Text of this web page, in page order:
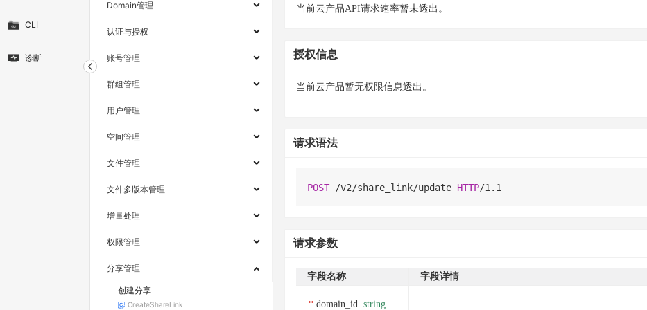
CLI
诊断
Domain管理
认证与授权
账号管理
群组管理
用户管理
空间管理
文件管理
文件多版本管理
增量处理
权限管理
分享管理
创建分享
CreateShareLink
当前云产品API请求速率暂未透出。
授权信息
当前云产品暂无权限信息透出。
请求语法
POST /v2/share_link/update HTTP/1.1
请求参数
字段名称 字段详情
domain_id string